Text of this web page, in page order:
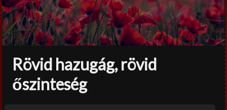
Elv/érzek
Sors-szinkópa
Nem tabu
Korlátolt felelősséggel
Film-Színház-Muzsika
Rövid hazugág, rövid
őszinteség